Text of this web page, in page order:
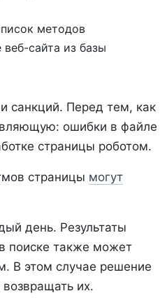
методов
сайта из базы
санкций. Перед тем, как
ошибки в файле
страницы роботом.
страницы могут
день. Результаты
поиске также может
В этом случае решение
их.